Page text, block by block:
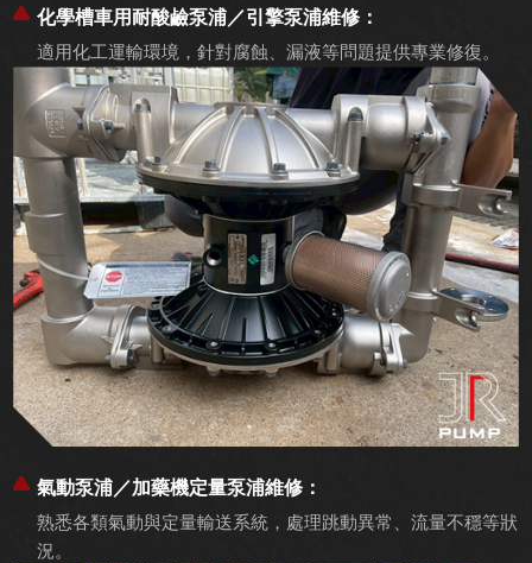
化學槽車用耐酸鹼泵浦／引擎泵浦維修：
適用化工運輸環境，針對腐蝕、漏液等問題提供專業修復。
氣動泵浦／加藥機定量泵浦維修：
熟悉各類氣動與定量輸送系統，處理跳動異常、流量不穩等狀
況。